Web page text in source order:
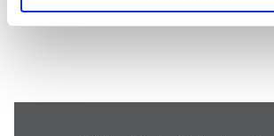
auf IntraFind